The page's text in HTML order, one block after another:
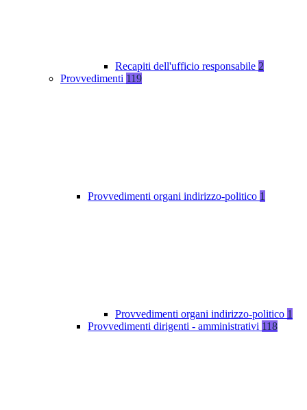
Recapiti dell'ufficio responsabile 2
Provvedimenti 119
Provvedimenti organi indirizzo-politico 1
Provvedimenti organi indirizzo-politico 1
Provvedimenti dirigenti - amministrativi 118